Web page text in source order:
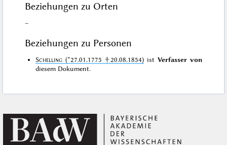
Beziehungen zu Orten
–
Beziehungen zu Personen
Schelling (*27.01.1775 †20.08.1854)ist Verfasser von
diesem Dokument.